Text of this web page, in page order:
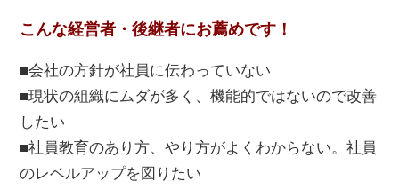
こんな経営者・後継者にお薦めです！
■会社の方針が社員に伝わっていない
■現状の組織にムダが多く、機能的ではないので改善
したい
■社員教育のあり方、やり方がよくわからない。社員
のレベルアップを図りたい